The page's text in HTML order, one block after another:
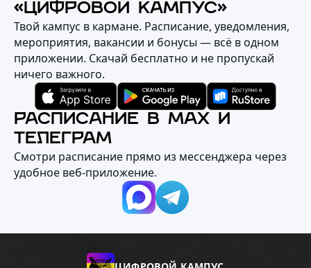
«ЦИФРОВОЙ КАМПУС»
Твой кампус в кармане. Расписание, уведомления,
мероприятия, вакансии и бонусы — всё в одном
приложении. Скачай бесплатно и не пропускай
ничего важного.
РАСПИСАНИЕ В MAX И
ТЕЛЕГРАМ
Смотри расписание прямо из мессенджера через
удобное веб‑приложение.